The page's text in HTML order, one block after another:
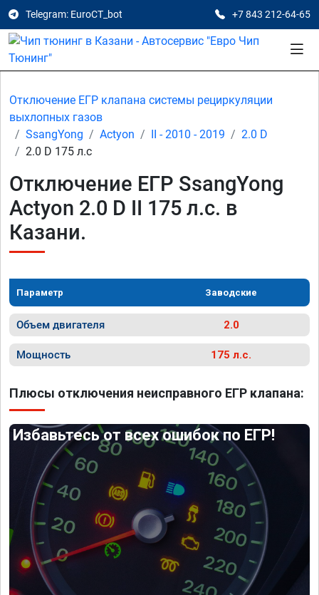
Telegram: EuroCT_bot +7 843 212-64-65
Отключение ЕГР клапана системы рециркуляции
выхлопных газов
SsangYong
Actyon II - 2010 - 2019
2.0 D
2.0 D 175 л.с
Отключение ЕГР SsangYong
Actyon 2.0 D II 175 л.с. в
Казани.
Параметр Заводские
Объем двигателя 2.0
Мощность 175 л.с.
Плюсы отключения неисправного ЕГР клапана:
Избавьтесь от всех ошибок по ЕГР!